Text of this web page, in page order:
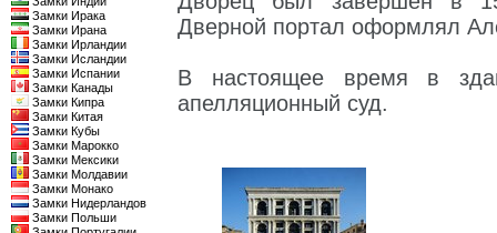
Замки Ирака
Замки Ирана
Замки Ирландии
Замки Исландии
Замки Испании
Замки Канады
Замки Кипра
Замки Китая
Замки Кубы
Замки Марокко
Замки Мексики
Замки Молдавии
Замки Монако
Замки Нидерландов
Замки Польши
Дверной портал оформлял
В настоящее время в
апелляционный суд.